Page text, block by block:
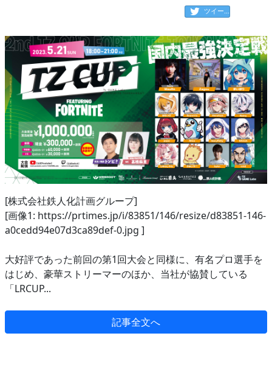
ツイート
[株式会社鉄人化計画グループ]
[画像1: https://prtimes.jp/i/83851/146/resize/d83851-146-
a0cedd94e07d3ca89def-0.jpg ]
大好評であった前回の第1回大会と同様に、有名プロ選手を
はじめ、豪華ストリーマーのほか、当社が協賛している
「LRCUP...
記事全文へ